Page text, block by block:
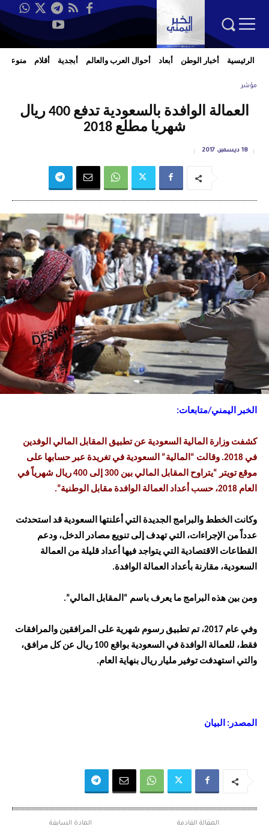
الرئيسية أخبار الوطن أبعاد أحوال العرب والعالم أبجدية أقلام منوعات
مؤشر
العمالة الوافدة بالسعودية تدفع 400 ريال
شهريا مطلع 2018
18 ديسمبر، 2017
الخبر اليمني/متابعات:
كشفت وزارة المالية السعودية عن تطبيق المقابل المالي الوفدين
في 2018. وقالت “المالية” السعودية في تغريدة عبر حسابها على
موقع تويتر “يتراوح المقابل المالي بين 300 إلى 400 ريال شهرياً في
العام 2018، حسب أعداد العمالة الوافدة مقابل الوطنية”.
وكانت الخطط والبرامج الجديدة التي أعلنتها السعودية قد استحدثت
عدداً من الإجراءات، التي تهدف إلى تنويع مصادر الدخل، ودعم
القطاعات الاقتصادية التي يتواجد فيها أعداد قليلة من العمالة
السعودية، مقارنة بأعداد العمالة الوافدة.
ومن بين هذه البرامج ما يعرف باسم “المقابل المالي”.
وفي عام 2017، تم تطبيق رسوم شهرية على المرافقين والمرافقات
فقط، للعمالة الوافدة في السعودية بواقع 100 ريال عن كل مرافق،
والتي استهدفت توفير مليار ريال بنهاية العام.
المصدر: البيان
المادة السابقة
المقالة القادمة